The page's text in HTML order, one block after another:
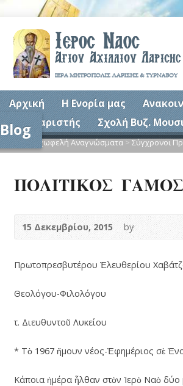
Αρχική Η Ενορία μας
Συναξαριστής
Σχολή Βυζ.
Blog
>Ψυχωφελή Αναγνώσματα>Σύγχρονοι
ΠΟΛΙΤΙΚΟΣ
15 Δεκεμβρίου, 2015 by
Πρωτοπρεσβυτέρου Ἐλευθερίου
Θεολόγου-Φιλολόγου
τ. Διευθυντοῦ Λυκείου
* Τὸ 1967 ἤμουν νέος-Ἐφημέριος σὲ
Κάποια ἡμέρα ἦλθαν στὸν Ἱερὸ Ναὸ δύο